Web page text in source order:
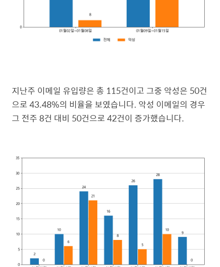
지난주 이메일 유입량은 총 115건이고 그중 악성은 50건
으로 43.48%의 비율을 보였습니다. 악성 이메일의 경우
그 전주 8건 대비 50건으로 42건이 증가했습니다.